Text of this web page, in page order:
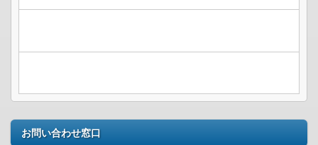
お問い合わせ窓口